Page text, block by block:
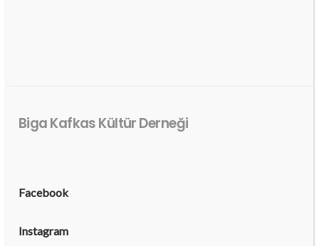
Biga Kafkas Kültür Derneği
Facebook
Instagram